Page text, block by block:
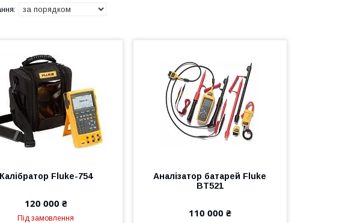
Калібратор Fluke-754
120 000 ₴
Під замовлення
Аналізатор батарей Fluke
BT521
110 000 ₴